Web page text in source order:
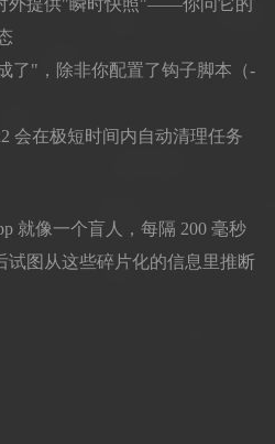
外提供"瞬时快照"——你问它的
了"，除非你配置了钩子脚本（-
会在极短时间内自动清理任务
就像一个盲人，每隔 200 毫秒
试图从这些碎片化的信息里推断